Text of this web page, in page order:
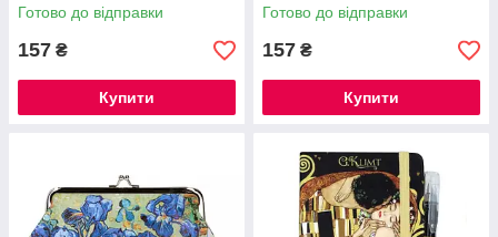
Готово до відправки
157 ₴
Купити
Готово до відправки
157 ₴
Купити